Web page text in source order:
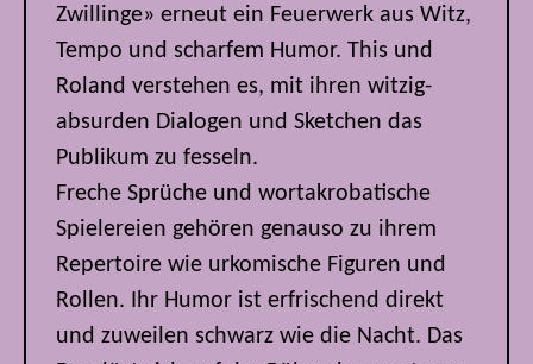
Zwillinge» erneut ein Feuerwerk aus Witz,
Tempo und scharfem Humor. This und
Roland verstehen es, mit ihren witzig-
absurden Dialogen und Sketchen das
Publikum zu fesseln.
Freche Sprüche und wortakrobatische
Spielereien gehören genauso zu ihrem
Repertoire wie urkomische Figuren und
Rollen. Ihr Humor ist erfrischend direkt
und zuweilen schwarz wie die Nacht. Das